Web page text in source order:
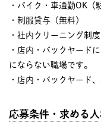
・バイク・車通勤OK（
・制服貸与（無料）
・社内クリーニング制
・店内・バックヤード
にならない職場です。
・店内・バックヤード
応募条件・求める